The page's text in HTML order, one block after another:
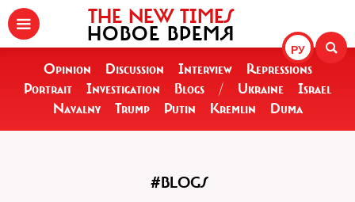
РУ
THE NEW TIMES
НОВОЕ ВРЕМЯ
Opinion Discussion Interview
Repressions
Portrait
Investigation Blogs / Ukraine
Israel
Navalny
Trump Putin Kremlin Duma
#BLOGS